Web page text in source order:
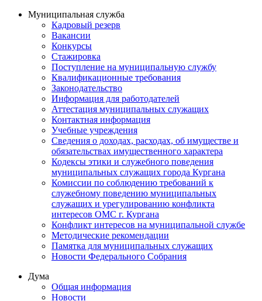
Муниципальная служба
Кадровый резерв
Вакансии
Конкурсы
Стажировка
Поступление на муниципальную службу
Квалификационные требования
Законодательство
Информация для работодателей
Аттестация муниципальных служащих
Контактная информация
Учебные учреждения
Сведения о доходах, расходах, об имуществе и
обязательствах имущественного характера
Кодексы этики и служебного поведения
муниципальных служащих города Кургана
Комиссии по соблюдению требований к
служебному поведению муниципальных
служащих и урегулированию конфликта
интересов ОМС г. Кургана
Конфликт интересов на муниципальной службе
Методические рекомендации
Памятка для муниципальных служащих
Новости Федерального Cобрания
Дума
Общая информация
Новости